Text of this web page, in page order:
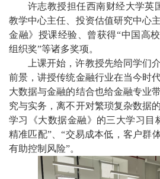
许志教授担任西南财经大学英
教学中心主任、投资估值研究中心
金融》授课经验、曾获得“中国高校
组织奖”等诸多奖项。
上课开始，许教授先给同学们
前景，讲授传统金融行业在当今时
大数据与金融的结合也给金融专业
究与实务，离不开对繁琐复杂数据
学习《大数据金融》的三大学习目
精准匹配”、“交易成本低，客户群
有助控制风险”。